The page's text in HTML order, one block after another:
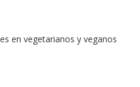
en vegetarianos y veganos